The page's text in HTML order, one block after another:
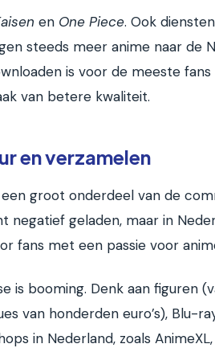
en One Piece. Ook
steeds meer anime naar de
is voor de meeste
van betere kwaliteit.
en verzamelen
groot onderdeel van de
negatief geladen, maar in
fans met een passie voor
is booming. Denk aan figuren
van honderden euro’s), Blu-
in Nederland, zoals